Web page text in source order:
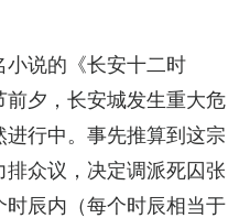
说的《长安十二时
夕，长安城发生重大危
行中。事先推算到这宗
众议，决定调派死囚张
辰内（每个时辰相当于